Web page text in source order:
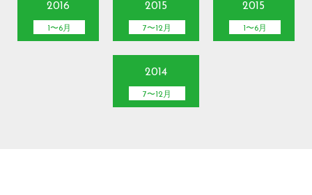
2016
1〜6月
2015
7〜12月
2015
1〜6月
2014
7〜12月